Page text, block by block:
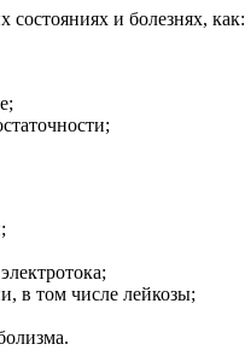
и болезнях, как:
в том числе лейкозы;